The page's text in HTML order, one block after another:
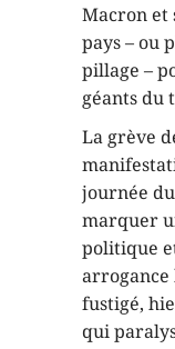
Macron et
pays – ou
pillage –
géants du
La grève
journée
marquer
politique
fustigé,
qui